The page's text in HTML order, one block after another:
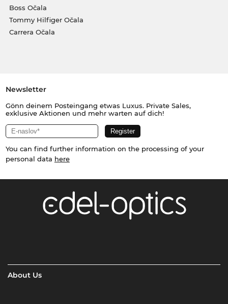
Boss Očala
Tommy Hilfiger Očala
Carrera Očala
Newsletter
Gönn deinem Posteingang etwas Luxus. Private Sales,
exklusive Aktionen und mehr warten auf dich!
You can find further information on the processing of your
personal data here
About Us